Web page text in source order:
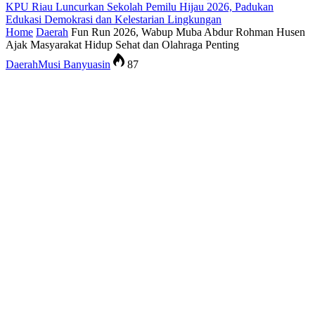
KPU Riau Luncurkan Sekolah Pemilu Hijau 2026, Padukan
Edukasi Demokrasi dan Kelestarian Lingkungan
Home Daerah Fun Run 2026, Wabup Muba Abdur Rohman Husen
Ajak Masyarakat Hidup Sehat dan Olahraga Penting
DaerahMusi Banyuasin 87